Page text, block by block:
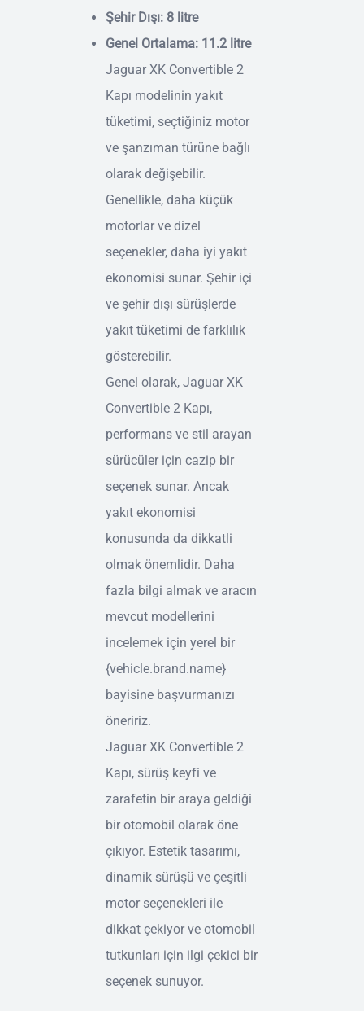
Şehir Dışı: 8 litre
Genel Ortalama: 11.2 litre
Jaguar XK Convertible 2
Kapı modelinin yakıt
tüketimi, seçtiğiniz motor
ve şanzıman türüne bağlı
olarak değişebilir.
Genellikle, daha küçük
motorlar ve dizel
seçenekler, daha iyi yakıt
ekonomisi sunar. Şehir içi
ve şehir dışı sürüşlerde
yakıt tüketimi de farklılık
gösterebilir.
Genel olarak, Jaguar XK
Convertible 2 Kapı,
performans ve stil arayan
sürücüler için cazip bir
seçenek sunar. Ancak
yakıt ekonomisi
konusunda da dikkatli
olmak önemlidir. Daha
fazla bilgi almak ve aracın
mevcut modellerini
incelemek için yerel bir
{vehicle.brand.name}
bayisine başvurmanızı
öneririz.
Jaguar XK Convertible 2
Kapı, sürüş keyfi ve
zarafetin bir araya geldiği
bir otomobil olarak öne
çıkıyor. Estetik tasarımı,
dinamik sürüşü ve çeşitli
motor seçenekleri ile
dikkat çekiyor ve otomobil
tutkunları için ilgi çekici bir
seçenek sunuyor.